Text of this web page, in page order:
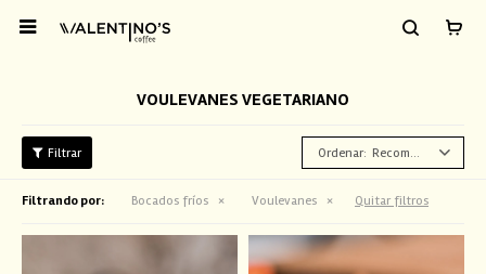

VOULEVANES VEGETARIANO
Recomendados
Filtrando por: Bocados fríos Voulevanes Quitar filtros